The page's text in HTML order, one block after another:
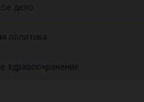
дело
политика
здравоохранение